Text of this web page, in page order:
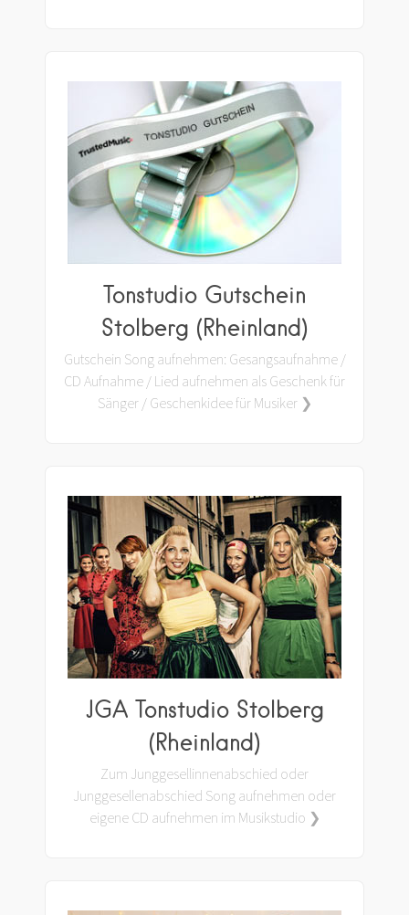
Tonstudio Gutschein
Stolberg (Rheinland)
Gutschein Song aufnehmen: Gesangsaufnahme /
CD Aufnahme / Lied aufnehmen als Geschenk für
Sänger / Geschenkidee für Musiker ❯
JGA Tonstudio Stolberg
(Rheinland)
Zum Junggesellinnenabschied oder
Junggesellenabschied Song aufnehmen oder
eigene CD aufnehmen im Musikstudio ❯